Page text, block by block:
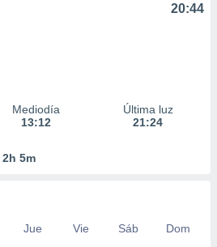
20:44
Mediodía
13:12
Última luz
21:24
2h 5m
Jue Vie Sáb
Dom